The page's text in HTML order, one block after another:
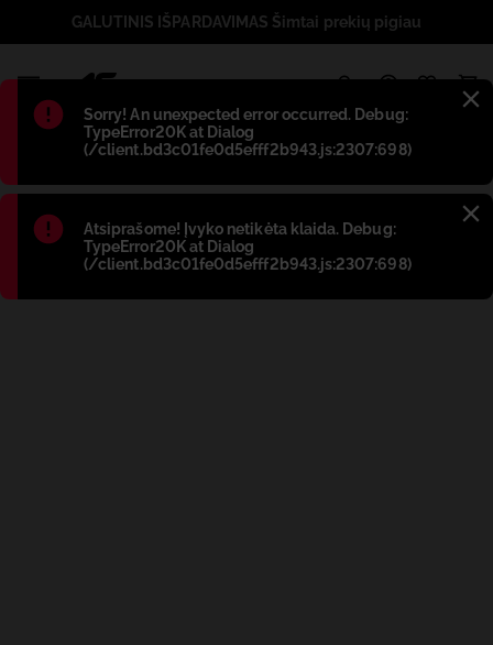
Błąd:
Sorry! An unexpected error occurred. Debug:
TypeError20K at Dialog
(/client.bd3c01fe0d5efff2b943.js:2307:698)
Błąd:
Atsiprašome! Įvyko netikėta klaida. Debug:
TypeError20K at Dialog
(/client.bd3c01fe0d5efff2b943.js:2307:698)
GALUTINIS IŠPARDAVIMAS Šimtai prekių pigiau